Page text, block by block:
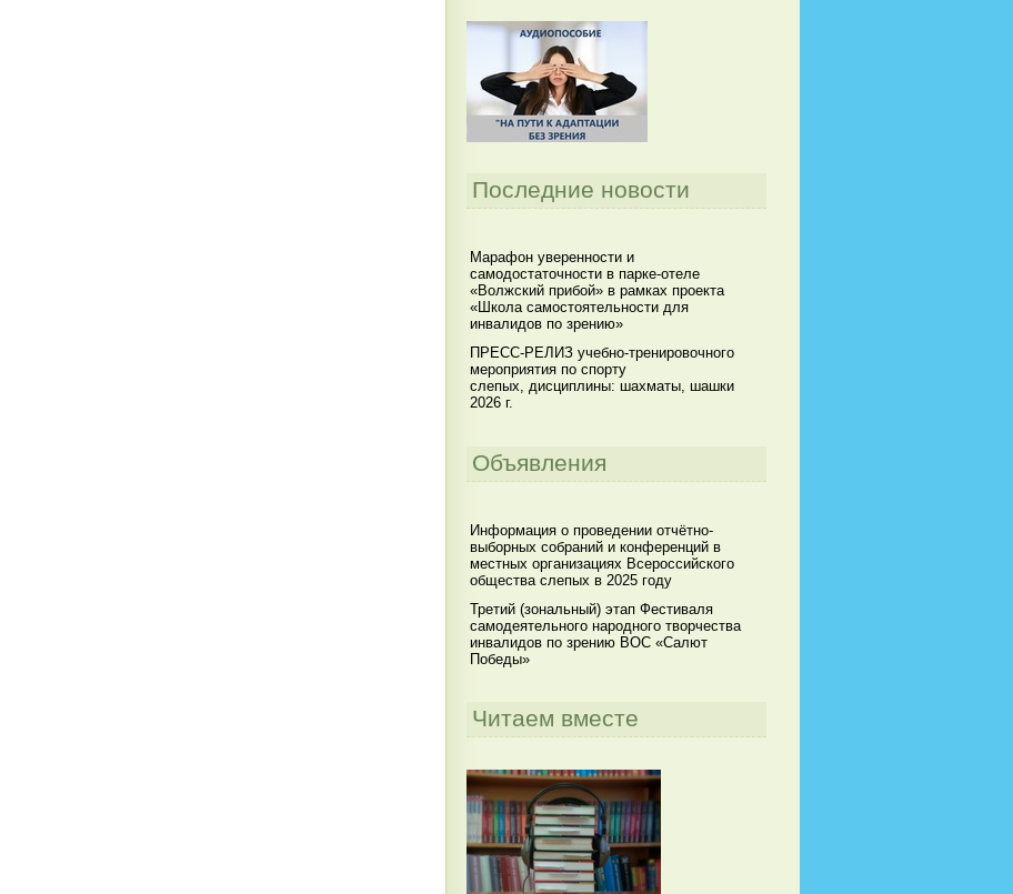
Последние новости
Марафон уверенности и
самодостаточности в парке-отеле
«Волжский прибой» в рамках проекта
«Школа самостоятельности для
инвалидов по зрению»
ПРЕСС-РЕЛИЗ учебно-тренировочного
мероприятия по спорту
слепых, дисциплины: шахматы, шашки
2026 г.
Объявления
Информация о проведении отчётно-
выборных собраний и конференций в
местных организациях Всероссийского
общества слепых в 2025 году
Третий (зональный) этап Фестиваля
самодеятельного народного творчества
инвалидов по зрению ВОС «Салют
Победы»
Читаем вместе